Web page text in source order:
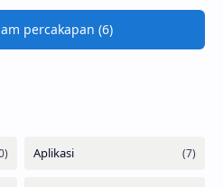
percakapan (6)